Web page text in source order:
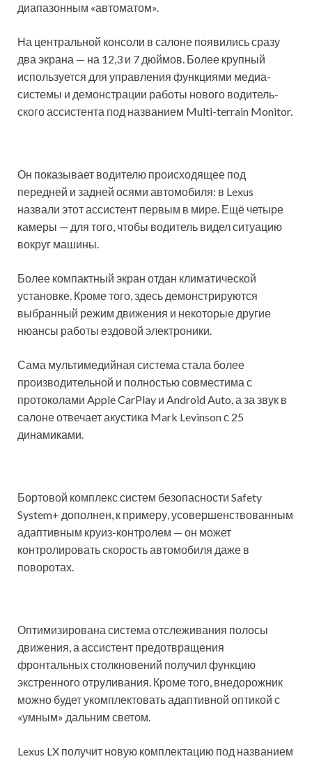
диапазонным «автоматом».
На центральной консоли в салоне появились сразу
два экрана — на 12,3 и 7 дюймов. Более крупный
используется для управления функциями медиа­
системы и демонстрации работы нового водитель­
ского ассистента под названием Multi-terrain Monitor.
Он показывает водителю происходящее под
передней и задней осями автомобиля: в Lexus
назвали этот ассистент первым в мире. Ещё четыре
камеры — для того, чтобы водитель видел ситуацию
вокруг машины.
Более компактный экран отдан климатической
установке. Кроме того, здесь демонстри­руются
выбранный режим движения и некоторые другие
нюансы работы ездовой электроники.
Сама мульти­медийная система стала более
производи­тельной и полностью совместима с
протоколами Apple CarPlay и Android Auto, а за звук в
салоне отвечает акустика Mark Levinson с 25
динамиками.
Бортовой комплекс систем безопасности Safety
System+ дополнен, к примеру, усовершен­ствованным
адаптивным круиз-контролем — он может
контролировать скорость автомобиля даже в
поворотах.
Оптими­зирована система отслежи­вания полосы
движения, а ассистент предотвращения
фронтальных столкно­вений получил функцию
экстренного отруливания. Кроме того, внедорожник
можно будет укомплектовать адаптивной оптикой с
«умным» дальним светом.
Lexus LX получит новую комплектацию под названием